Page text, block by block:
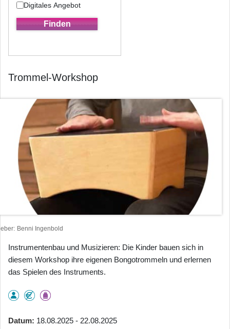
Digitales Angebot
Trommel-Workshop
Benni Ingenbold
Instrumentenbau und Musizieren: Die Kinder bauen sich in
diesem Workshop ihre eigenen Bongotrommeln und erlernen
das Spielen des Instruments.
Datum 18.08.2025 - 22.08.2025